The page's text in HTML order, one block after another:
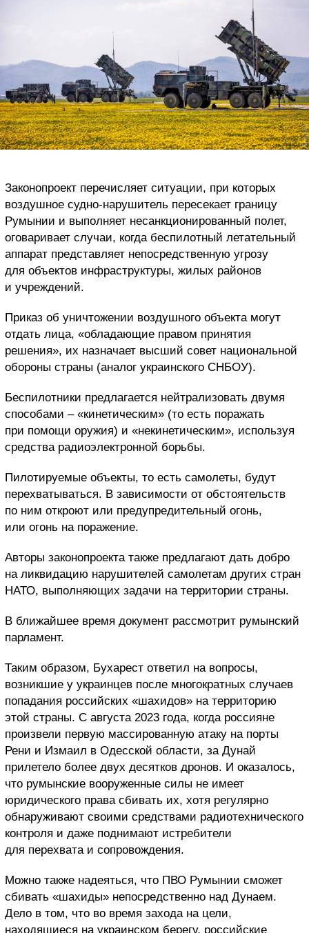
Законопроект перечисляет ситуации, при которых
воздушное судно-нарушитель пересекает границу
Румынии и выполняет несанкционированный полет,
оговаривает случаи, когда беспилотный летательный
аппарат представляет непосредственную угрозу
для объектов инфраструктуры, жилых районов
и учреждений.
Приказ об уничтожении воздушного объекта могут
отдать лица, «обладающие правом принятия
решения», их назначает высший совет национальной
обороны страны (аналог украинского СНБОУ).
Беспилотники предлагается нейтрализовать двумя
способами – «кинетическим» (то есть поражать
при помощи оружия) и «некинетическим», используя
средства радиоэлектронной борьбы.
Пилотируемые объекты, то есть самолеты, будут
перехватываться. В зависимости от обстоятельств
по ним откроют или предупредительный огонь,
или огонь на поражение.
Авторы законопроекта также предлагают дать добро
на ликвидацию нарушителей самолетам других стран
НАТО, выполняющих задачи на территории страны.
В ближайшее время документ рассмотрит румынский
парламент.
Таким образом, Бухарест ответил на вопросы,
возникшие у украинцев после многократных случаев
попадания российских «шахидов» на территорию
этой страны. С августа 2023 года, когда россияне
произвели первую массированную атаку на порты
Рени и Измаил в Одесской области, за Дунай
прилетело более двух десятков дронов. И оказалось,
что румынские вооруженные силы не имеет
юридического права сбивать их, хотя регулярно
обнаруживают своими средствами радиотехнического
контроля и даже поднимают истребители
для перехвата и сопровождения.
Можно также надеяться, что ПВО Румынии сможет
сбивать «шахиды» непосредственно над Дунаем.
Дело в том, что во время захода на цели,
находящиеся на украинском берегу, российские